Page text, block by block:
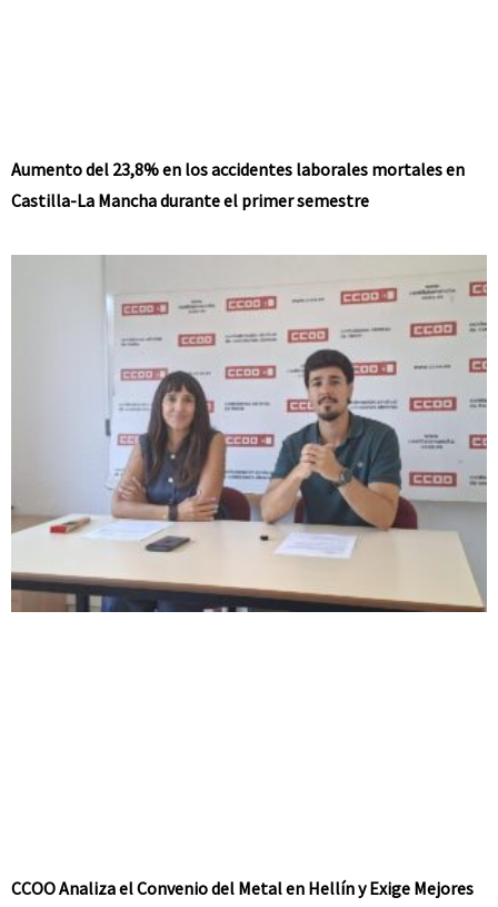
Aumento del 23,8% en los accidentes laborales mortales en
Castilla-La Mancha durante el primer semestre
CCOO Analiza el Convenio del Metal en Hellín y Exige Mejores